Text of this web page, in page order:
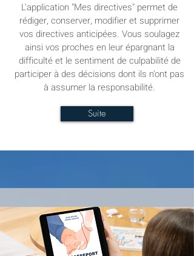
L'application "Mes directives" permet de
rédiger, conserver, modifier et supprimer
vos directives anticipées. Vous soulagez
ainsi vos proches en leur épargnant la
difficulté et le sentiment de culpabilité de
participer à des décisions dont ils n'ont pas
à assumer la responsabilité.
Suite